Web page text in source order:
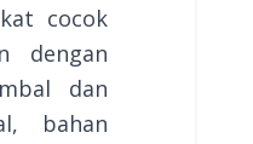
cocok
dengan
dan
bahan